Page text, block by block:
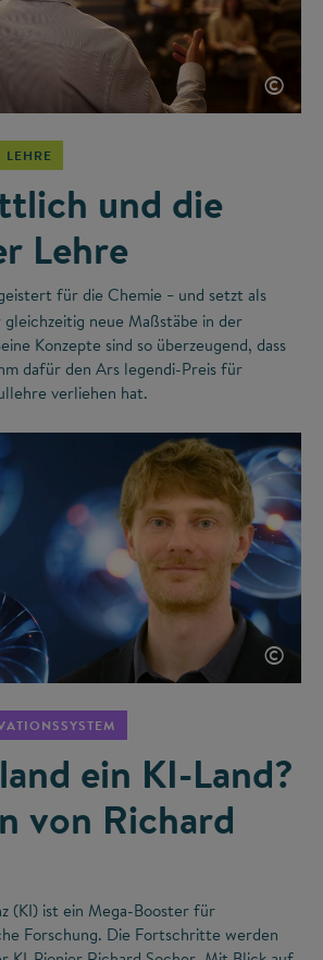
©
LEHRE
und die
Lehre
für die Chemie – und setzt als
neue Maßstäbe in der
Konzepte sind so überzeugend, dass
dafür den Ars legendi-Preis für
verliehen hat.
©
ein KI-Land?
von Richard
(KI) ist ein Mega-Booster für
Forschung. Die Fortschritte werden